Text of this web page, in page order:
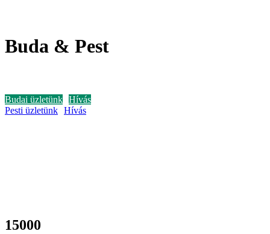
Buda & Pest
Budai üzletünk Hívás
Pesti üzletünk Hívás
15000